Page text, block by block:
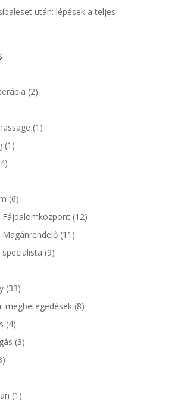
után: lépések a teljes
(2)
(1)
(1)
(6)
Fájdalomközpont(12)
(11)
(9)
(33)
megbetegedések(8)
(4)
(3)
(1)